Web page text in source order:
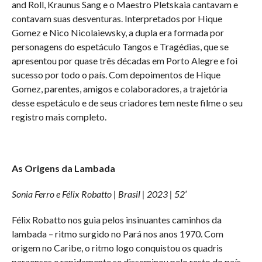
and Roll, Kraunus Sang e o Maestro Pletskaia cantavam e
contavam suas desventuras. Interpretados por Hique
Gomez e Nico Nicolaiewsky, a dupla era formada por
personagens do espetáculo Tangos e Tragédias, que se
apresentou por quase três décadas em Porto Alegre e foi
sucesso por todo o país. Com depoimentos de Hique
Gomez, parentes, amigos e colaboradores, a trajetória
desse espetáculo e de seus criadores tem neste filme o seu
registro mais completo.
As Origens da Lambada
Sonia Ferro e Félix Robatto | Brasil | 2023 | 52′
Félix Robatto nos guia pelos insinuantes caminhos da
lambada – ritmo surgido no Pará nos anos 1970. Com
origem no Caribe, o ritmo logo conquistou os quadris